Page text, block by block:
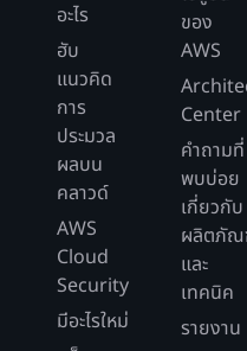
อะไร
ฮับ
แนวคิด
การ
ประมวล
ผลบน
คลาวด์
AWS
Cloud
Security
มีอะไรใหม่
ของ
AWS
Center
คำถามที่
พบบ่อย
เกี่ยวกับ
ผลิตภั
และ
เทคนิค
รายงาน